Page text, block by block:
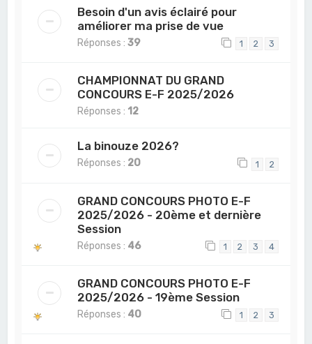
Besoin d'un avis éclairé pour
améliorer ma prise de vue
Réponses :39 1 2 3
CHAMPIONNAT DU GRAND
CONCOURS E-F 2025/2026
Réponses : 12
La binouze 2026?
Réponses : 20 1 2
GRAND CONCOURS PHOTO E-F
2025/2026 - 20ème et dernière
Session
Réponses : 46 1 2 3 4
GRAND CONCOURS PHOTO E-F
2025/2026 - 19ème Session
Réponses : 40 1 2 3